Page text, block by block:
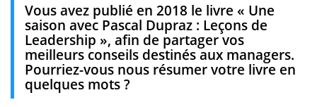
Vous avez publié en 2018 le livre « Une
saison avec Pascal Dupraz : Leçons de
Leadership », afin de partager vos
meilleurs conseils destinés aux managers.
Pourriez-vous nous résumer votre livre en
quelques mots ?